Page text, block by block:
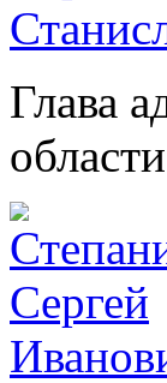
Глава
области